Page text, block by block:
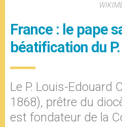
France : le pape
béatification du
Le P. Louis-Edouard
1868), prêtre du
est fondateur de la